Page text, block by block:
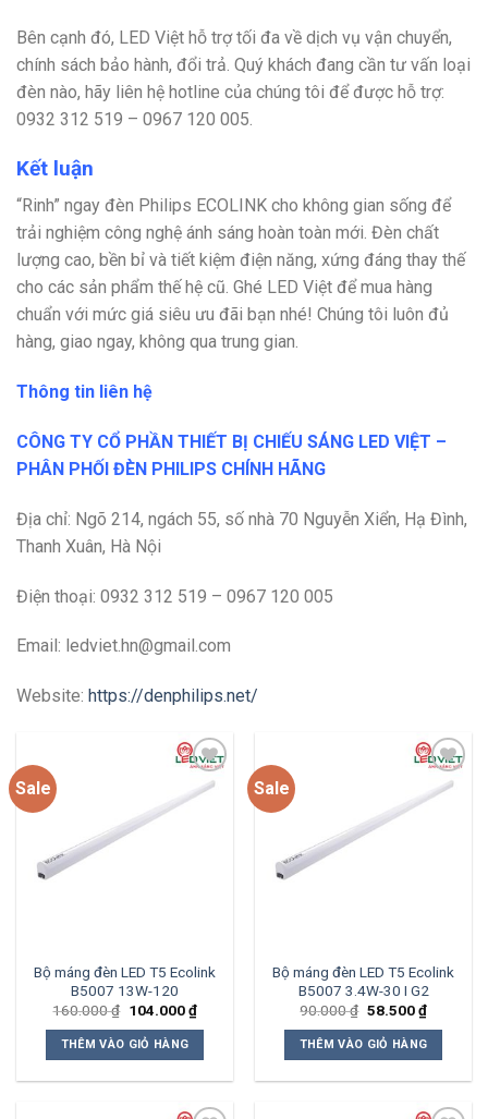
Bên cạnh đó, LED Việt hỗ trợ tối đa về dịch vụ vận chuyển,
chính sách bảo hành, đổi trả. Quý khách đang cần tư vấn loại
đèn nào, hãy liên hệ hotline của chúng tôi để được hỗ trợ:
0932 312 519 – 0967 120 005.
Kết luận
“Rinh” ngay đèn Philips ECOLINK cho không gian sống để
trải nghiệm công nghệ ánh sáng hoàn toàn mới. Đèn chất
lượng cao, bền bỉ và tiết kiệm điện năng, xứng đáng thay thế
cho các sản phẩm thế hệ cũ. Ghé LED Việt để mua hàng
chuẩn với mức giá siêu ưu đãi bạn nhé! Chúng tôi luôn đủ
hàng, giao ngay, không qua trung gian.
Thông tin liên hệ
CÔNG TY CỔ PHẦN THIẾT BỊ CHIẾU SÁNG LED VIỆT –
PHÂN PHỐI ĐÈN PHILIPS CHÍNH HÃNG
Địa chỉ: Ngõ 214, ngách 55, số nhà 70 Nguyễn Xiển, Hạ Đình,
Thanh Xuân, Hà Nội
Điện thoại: 0932 312 519 – 0967 120 005
Email: ledviet.hn@gmail.com
Website: https://denphilips.net/
Sale
Bộ máng đèn LED T5 Ecolink
B5007 13W-120
160.000₫ Giá
là:
160.000 ₫.
104.000₫Giá
hiện
104.000 ₫.
THÊM VÀO GIỎ HÀNG
Sale
Bộ máng đèn LED T5 Ecolink
B5007 3.4W-30 I G2
90.000₫ Giá
là:
90.000 ₫.
58.500₫Giá
hiện
tại
là:
58.500 ₫.
THÊM VÀO GIỎ HÀNG